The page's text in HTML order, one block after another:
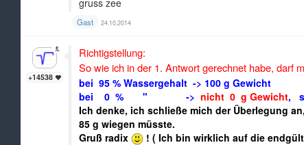
Gast 24.10.2014
+14538
Richtigstellung:
So wie ich in der 1. Antwort gerechnet habe, darf
bei 95 % Wassergehalt -> 100 g Gewicht
bei 0 % " -> nicht 0 g Gewicht,
Ich denke, ich schließe mich der Überlegung
85 g wiegen müsste.
Gruß radix
! ( Ich bin wirklich auf die